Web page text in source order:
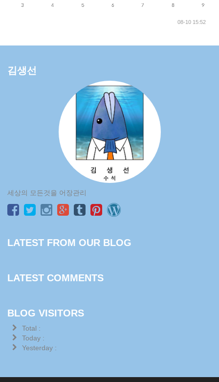
08-10 15:52
김생선
세상의 모든것을 어장관리
LATEST FROM OUR BLOG
LATEST COMMENTS
BLOG VISITORS
Total :
Today :
Yesterday :